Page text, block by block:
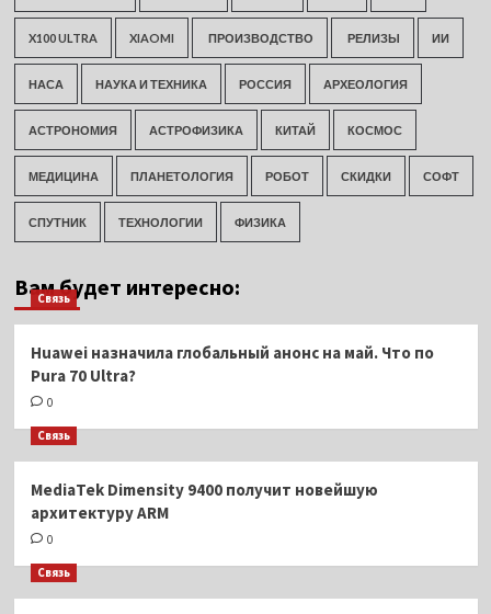
X100 ULTRA XIAOMI ПРОИЗВОДСТВО РЕЛИЗЫ ИИ
НАСА НАУКА И ТЕХНИКА РОССИЯ АРХЕОЛОГИЯ
АСТРОНОМИЯ АСТРОФИЗИКА КИТАЙ КОСМОС
МЕДИЦИНА ПЛАНЕТОЛОГИЯ РОБОТ СКИДКИ СОФТ
СПУТНИК ТЕХНОЛОГИИ ФИЗИКА
Вам будет интересно:
Связь
Huawei назначила глобальный анонс на май. Что по
Pura 70 Ultra?
0
Связь
MediaTek Dimensity 9400 получит новейшую
архитектуру ARM
0
Связь